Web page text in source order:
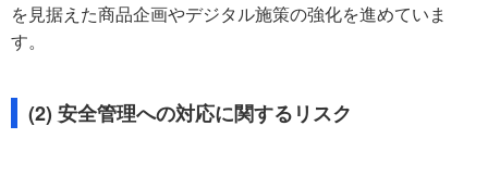
を見据えた商品企画やデジタル施策の強化を進めていま
す。
(2) 安全管理への対応に関するリスク